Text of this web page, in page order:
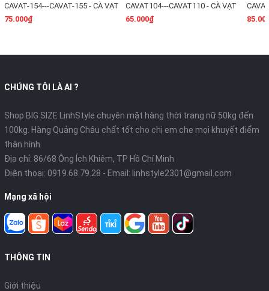
CAVAT-154---CAVAT-155 - CÀ VẠT
LỤA BẢNG 10CM
75.000₫
CAVAT104---CAVAT110 - CÀ VẠT
LHỘP NHỎ 10CM -
65.000₫
HỘP
CHÚNG TÔI LÀ AI ?
Shop BIG SIZE LinhStyle chuyên mặt hàng thời trang nữ 50kg đến
100kg. Hàng Quảng Châu chất tốt cho chị em che mọi khuyết điểm
thân hình
Địa chỉ: 86/68 Ông Ích Khiêm, TP Hồ Chí Minh
Điện thoại: 0919.68.79.28 - Email: linhstyle2301@gmail.com
Mạng xã hội
THÔNG TIN
Giới thiệu